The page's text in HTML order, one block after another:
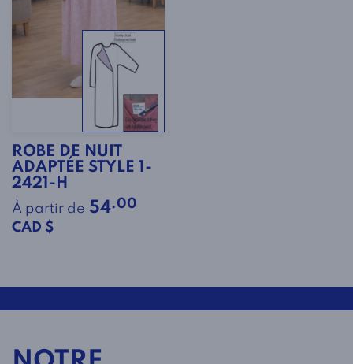
ROBE DE NUIT
ADAPTÉE STYLE 1-
2421-H
À partir de 54.00
CAD $